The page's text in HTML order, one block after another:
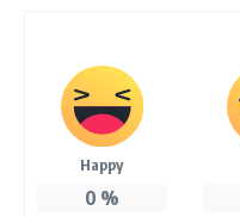
Happy
0 %